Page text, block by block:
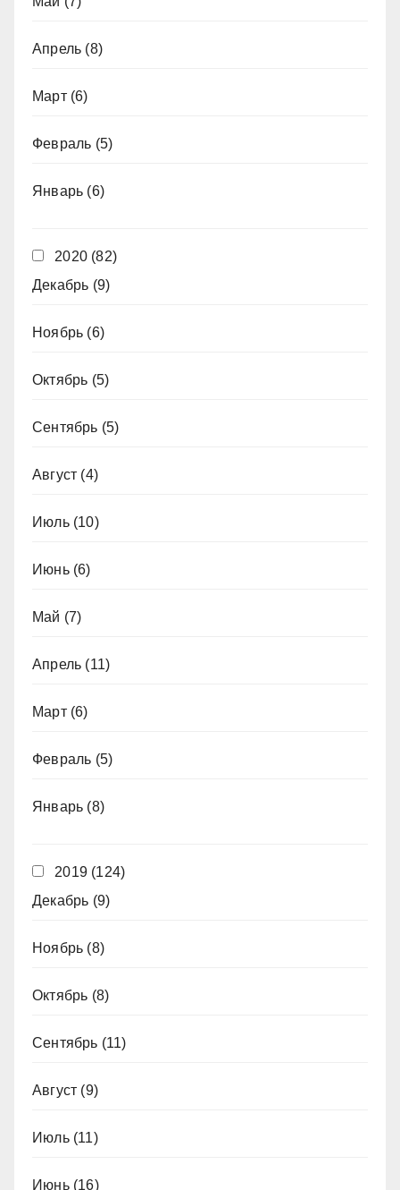
Апрель (8)
Март(6)
Февраль (5)
Январь (6)
2020 (82)
Декабрь (9)
Ноябрь (6)
Октябрь (5)
Сентябрь (5)
Август (4)
Июль(10)
Июнь(6)
Май (7)
Апрель (11)
Март(6)
Февраль (5)
Январь (8)
2019 (124)
Декабрь (9)
Ноябрь (8)
Октябрь (8)
Сентябрь (11)
Август (9)
Июль(11)
Июнь(16)